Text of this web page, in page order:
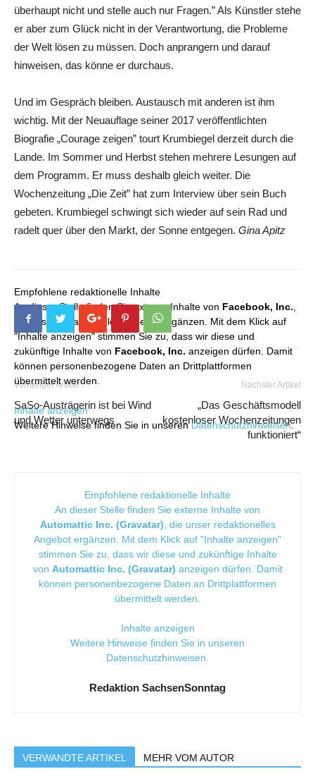
überhaupt nicht und stelle auch nur Fragen.” Als Künstler stehe
er aber zum Glück nicht in der Verantwortung, die Probleme
der Welt lösen zu müssen. Doch anprangern und darauf
hinweisen, das könne er durchaus.
Und im Gespräch bleiben. Austausch mit anderen ist ihm
wichtig. Mit der Neuauflage seiner 2017 veröffentlichten
Biografie „Courage zeigen” tourt Krumbiegel derzeit durch die
Lande. Im Sommer und Herbst stehen mehrere Lesungen auf
dem Programm. Er muss deshalb gleich weiter. Die
Wochenzeitung „Die Zeit” hat zum Interview über sein Buch
gebeten. Krumbiegel schwingt sich wieder auf sein Rad und
radelt quer über den Markt, der Sonne entgegen. Gina Apitz
Empfohlene redaktionelle Inhalte
An dieser Stelle finden Sie externe Inhalte von Facebook, Inc.
die unser redaktionelles Angebot ergänzen. Mit dem Klick auf
"Inhalte anzeigen" stimmen Sie zu, dass wir diese und
zukünftige Inhalte von Facebook, Inc. anzeigen dürfen. Damit
können personenbezogene Daten an Drittplattformen
übermittelt werden.
Inhalte anzeigen
Weitere Hinweise finden Sie in unserenDatenschutzhinweisen.
Vorheriger Artikel
SaSo-Austrägerin ist bei Wind
und Wetter unterwegs
Nächster Artikel
„Das Geschäftsmodell
kostenloser Wochenzeitungen
funktioniert“
Empfohlene redaktionelle Inhalte
An dieser Stelle finden Sie externe Inhalte von
Automattic Inc. (Gravatar) , die unser redaktionelles
Angebot ergänzen. Mit dem Klick auf "Inhalte anzeigen"
stimmen Sie zu, dass wir diese und zukünftige Inhalte
von Automattic Inc. (Gravatar) anzeigen dürfen. Damit
können personenbezogene Daten an Drittplattformen
übermittelt werden.
Inhalte anzeigen
Weitere Hinweise finden Sie in unseren
Datenschutzhinweisen
Redaktion SachsenSonntag
VERWANDTE ARTIKEL MEHR VOM AUTOR